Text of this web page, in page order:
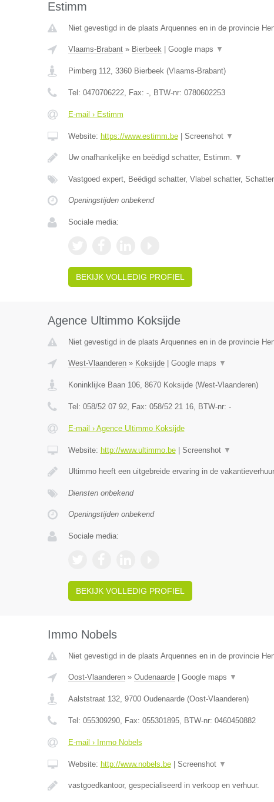
Estimm
Niet gevestigd in de plaats Arquennes en in de provincie
Vlaams-Brabant» Bierbeek| Google maps ▼
Pimberg 112, 3360 Bierbeek(Vlaams-Brabant)
Tel: 0470706222, Fax: -, BTW-nr: 0780602253
E-mail › Estimm
Website: https://www.estimm.be| Screenshot ▼
Uw onafhankelijke en beëdigd schatter, Estimm. ▼
Vastgoed expert, Beëdigd schatter, Vlabel schatter,
Openingstijden onbekend
Sociale media:
BEKIJK VOLLEDIG PROFIEL
Agence Ultimmo Koksijde
Niet gevestigd in de plaats Arquennes en in de provincie
West-Vlaanderen» Koksijde| Google maps ▼
Koninklijke Baan 106, 8670 Koksijde(West-Vlaanderen)
Tel: 058/52 07 92, Fax: 058/52 21 16, BTW-nr: -
E-mail › Agence Ultimmo Koksijde
Website: http://www.ultimmo.be| Screenshot ▼
Ultimmo heeft een uitgebreide ervaring in de
Diensten onbekend
Openingstijden onbekend
Sociale media:
BEKIJK VOLLEDIG PROFIEL
Immo Nobels
Niet gevestigd in de plaats Arquennes en in de provincie
Oost-Vlaanderen» Oudenaarde| Google maps ▼
Aalststraat 132, 9700 Oudenaarde(Oost-Vlaanderen)
Tel: 055309290, Fax: 055301895, BTW-nr: 0460450882
E-mail › Immo Nobels
Website: http://www.nobels.be| Screenshot ▼
vastgoedkantoor, gespecialiseerd in verkoop en verhuur.